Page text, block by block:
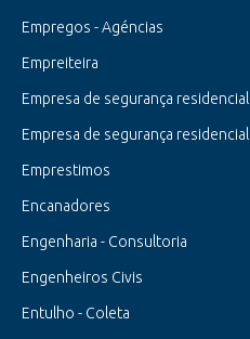
Empregos - Agéncias
Empreiteira
Empresa de segurança residencial
Empresa de segurança residencial
Emprestimos
Encanadores
Engenharia - Consultoria
Engenheiros Civis
Entulho - Coleta